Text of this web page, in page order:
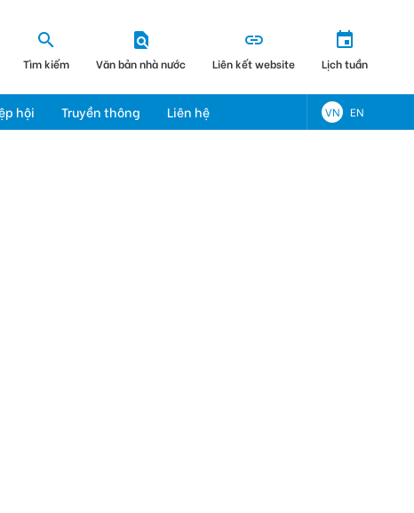
Tìm kiếm Văn bản nhà nước Liên kết website Lịch tuần
hội Truyền thông Liên hệ VN EN